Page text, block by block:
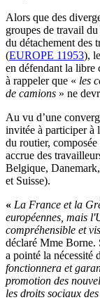
Alors que des
groupes de travail
du détachement des
(EUROPE 11953),
en défendant la libre
à rappeler que « les
de camions » ne
Au vu d’une
invitée à participer à
du routier, composée
accrue des
Belgique,
et Suisse).
« La France et la
européennes, mais
compréhensible et
déclaré Mme Borne.
a pointé la nécessité
fonctionnera et
promotion des
les droits sociaux